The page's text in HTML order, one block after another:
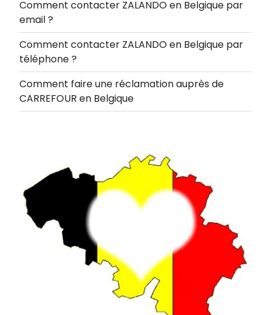
Comment contacter ZALANDO en Belgique par
email ?
Comment contacter ZALANDO en Belgique par
téléphone ?
Comment faire une réclamation auprès de
CARREFOUR en Belgique